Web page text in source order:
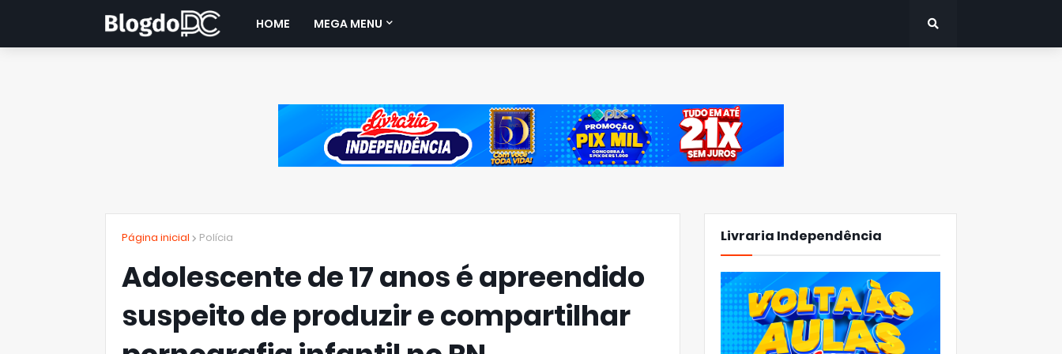
HOME MEGA MENU
Página inicial Polícia
Adolescente de 17 anos é apreendido
suspeito de produzir e compartilhar
Livraria Independência